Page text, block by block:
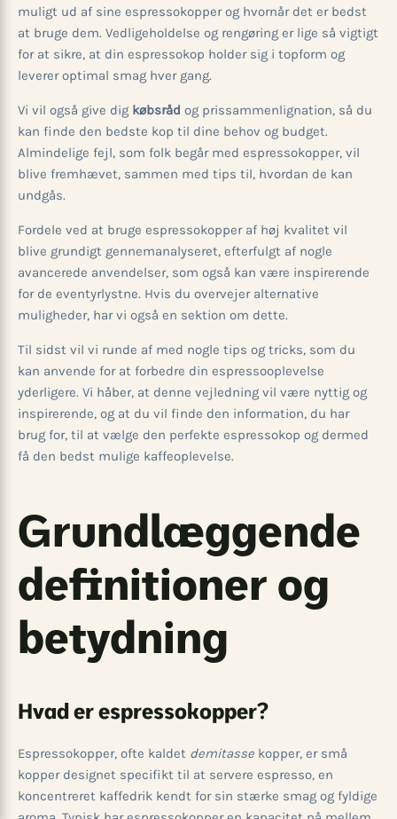
muligt ud af sine espressokopper og hvornår det er bedst
at bruge dem. Vedligeholdelse og rengøring er lige så vigtigt
for at sikre, at din espressokop holder sig i topform og
leverer optimal smag hver gang.
Vi vil også give dig købsråd og prissammenlignation, så du
kan finde den bedste kop til dine behov og budget.
Almindelige fejl, som folk begår med espressokopper, vil
blive fremhævet, sammen med tips til, hvordan de kan
undgås.
Fordele ved at bruge espressokopper af høj kvalitet vil
blive grundigt gennemanalyseret, efterfulgt af nogle
avancerede anvendelser, som også kan være inspirerende
for de eventyrlystne. Hvis du overvejer alternative
muligheder, har vi også en sektion om dette.
Til sidst vil vi runde af med nogle tips og tricks, som du
kan anvende for at forbedre din espressooplevelse
yderligere. Vi håber, at denne vejledning vil være nyttig og
inspirerende, og at du vil finde den information, du har
brug for, til at vælge den perfekte espressokop og dermed
få den bedst mulige kaffeoplevelse.
Grundlæggende
definitioner og
betydning
Hvad er espressokopper?
Espressokopper, ofte kaldet demitasse kopper, er små
kopper designet specifikt til at servere espresso, en
koncentreret kaffedrik kendt for sin stærke smag og fyldige